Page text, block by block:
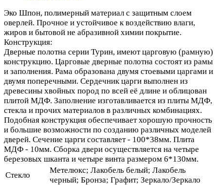
Эко Шпон, полимерный материал с защитным слоем
оверлей. Прочное и устойчивое к воздействию влаги,
жиров и бытовой не абразивной химии покрытие.
Конструкция:
Дверные полотна серии Турин, имеют царговую (рамную)
конструкцию. Царговые дверные полотна состоят из рамы
и заполнения. Рама образована двумя стоевыми царгами и
двумя поперечными. Сердечник царги выполнен из
древесины хвойных пород по всей её длине и облицован
плитой МДФ. Заполнение изготавливается из плиты МДФ,
стекла и прочих материалов в различных комбинациях.
Подобная конструкция обеспечивает хорошую прочность
и большие возможности по созданию различных моделей
дверей. Сечение царги составляет - 100*38мм. Плита
МДФ - 10мм. Сборка двери осуществляется на четыре
березовых шканта и четыре винта размером 6*130мм.
Стекло
Метелюкс; Лакобель белый; Лакобель
черный; Бронза; Графит; Зеркало/Зеркало